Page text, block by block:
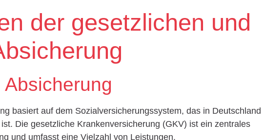
der gesetzlichen und
basiert auf dem Sozialversicherungssystem, das in Deutschland
Die gesetzliche Krankenversicherung (GKV) ist ein zentrales
und umfasst eine Vielzahl von Leistungen.